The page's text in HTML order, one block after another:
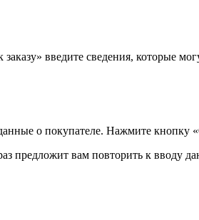
введите сведения, которые
о покупателе. Нажмите кнопку
вам повторить к вводу